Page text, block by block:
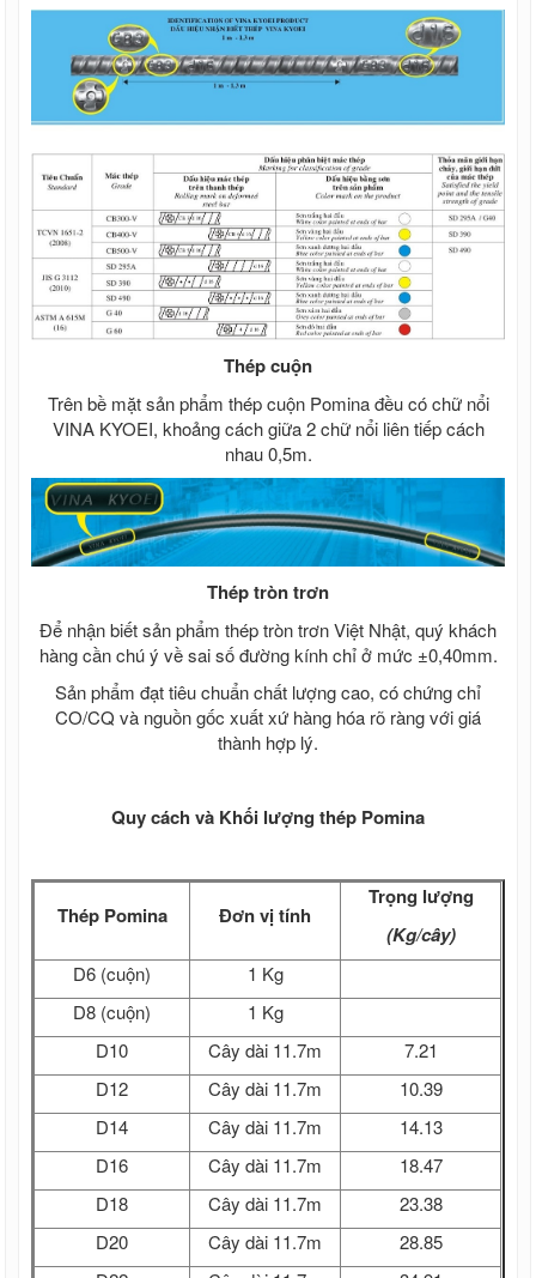
Thép cuộn
Trên bề mặt sản phẩm thép cuộn Pomina đều có chữ nổi
VINA KYOEI, khoảng cách giữa 2 chữ nổi liên tiếp cách
nhau 0,5m.
Thép tròn trơn
Để nhận biết sản phẩm thép tròn trơn Việt Nhật, quý khách
hàng cần chú ý về sai số đường kính chỉ ở mức ±0,40mm.
Sản phẩm đạt tiêu chuẩn chất lượng cao, có chứng chỉ
CO/CQ và nguồn gốc xuất xứ hàng hóa rõ ràng với giá
thành hợp lý.
Quy cách và Khối lượng thép Pomina
Thép Pomina Đơn vị tính
Trọng lượng
(Kg/cây)
D6 (cuộn)
1 Kg
D8 (cuộn)
1 Kg
D10
Cây dài 11.7m
7.21
D12
Cây dài 11.7m
10.39
D14
Cây dài 11.7m
14.13
D16
Cây dài 11.7m
18.47
D18
Cây dài 11.7m
23.38
D20
Cây dài 11.7m
28.85